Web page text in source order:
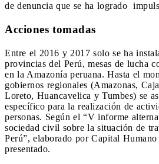
de denuncia que se ha logrado
Acciones tomadas
Entre el 2016 y 2017 solo se ha
provincias del Perú, mesas de lucha
en la Amazonía peruana. Hasta el
gobiernos regionales (Amazonas,
Loreto, Huancavelica y Tumbes) se
específico para la realización de
personas. Según el “V informe
sociedad civil sobre la situación de
Perú”, elaborado por Capital
presentado.